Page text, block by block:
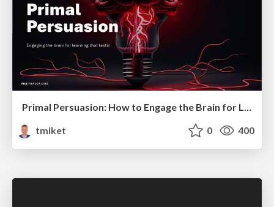
Primal Persuasion: How to Engage the Brain for Learning That Lasts
tmiket
0 400